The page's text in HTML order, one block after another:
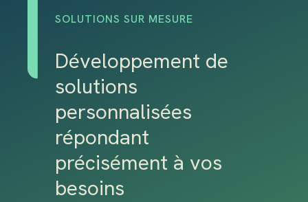
SOLUTIONS SUR MESURE
Développement de
solutions
personnalisées
répondant
précisément à vos
besoins